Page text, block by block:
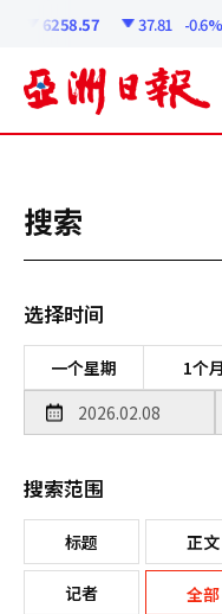
6258.57 37.81 -0.6%
搜索
选择时间
一个星期 1个月
搜索范围
标题 正文
记者 全部